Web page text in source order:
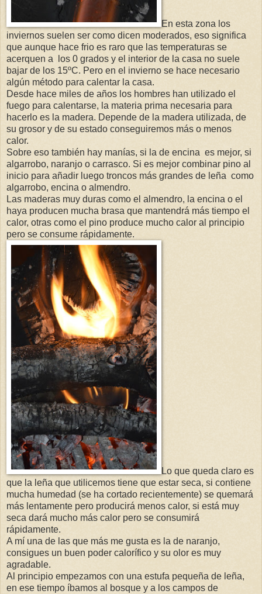
En esta zona los
inviernos suelen ser como dicen moderados, eso significa
que aunque hace frio es raro que las temperaturas se
acerquen a
los 0 grados y el interior de la casa no suele
bajar de los 15ºC. Pero en el invierno se hace necesario
algún método para calentar la casa.
Desde hace miles de años los hombres han utilizado el
fuego para calentarse, la materia prima necesaria para
hacerlo es la madera. Depende de la madera utilizada, de
su grosor y de su estado conseguiremos más o menos
calor.
Sobre eso también hay manías, si la de encina es mejor, si
algarrobo, naranjo o carrasco. Si es mejor combinar pino al
inicio para añadir luego troncos más grandes de leña como
algarrobo, encina o almendro.
Las maderas muy duras como el almendro, la encina o el
haya producen mucha brasa que mantendrá más tiempo el
calor, otras como el pino produce mucho calor al principio
pero se consume rápidamente.
Lo que queda claro es
que la leña que utilicemos tiene que estar seca, si contiene
mucha humedad (se ha cortado recientemente) se quemará
más lentamente pero producirá menos calor, si está muy
seca dará mucho más calor pero se consumirá
rápidamente.
A mí una de las que más me gusta es la de naranjo,
consigues un buen poder calorífico y su olor es muy
agradable.
Al principio empezamos con una estufa pequeña de leña,
en ese tiempo íbamos al bosque y a los campos de